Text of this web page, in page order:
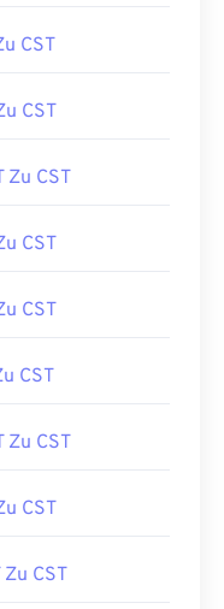
CST
CST
Zu CST
CST
CST
CST
Zu CST
CST
Zu CST